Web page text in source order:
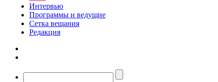
Интервью
Программы и ведущие
Сетка вещания
Редакция